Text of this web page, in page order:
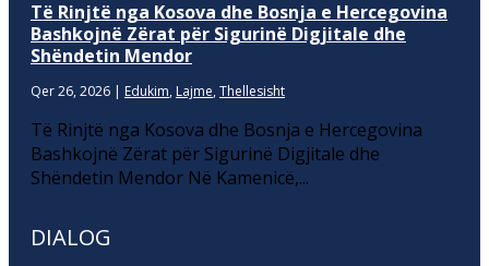
Të Rinjtë nga Kosova dhe Bosnja e Hercegovina
Bashkojnë Zërat për Sigurinë Digjitale dhe
Shëndetin Mendor
Qer 26, 2026 | Edukim, Lajme, Thellesisht
Të Rinjtë nga Kosova dhe Bosnja e Hercegovina
Bashkojnë Zërat për Sigurinë Digjitale dhe
Shëndetin Mendor Në Kamenicë,...
DIALOG